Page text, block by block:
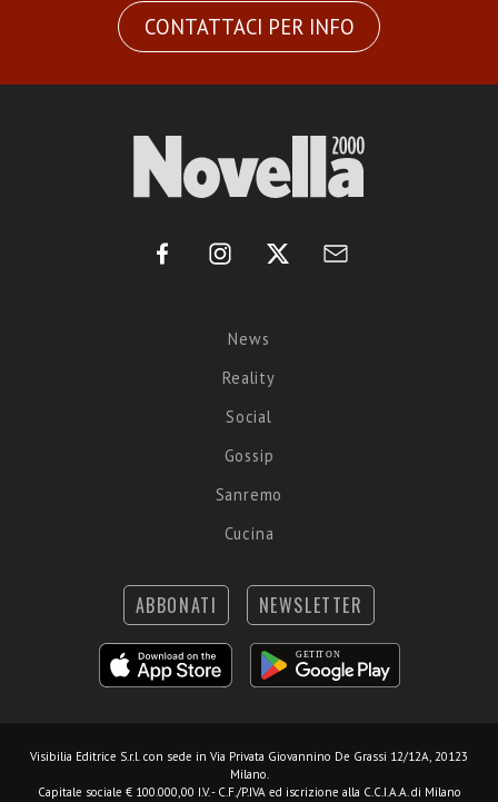
CONTATTACI PER INFO
News
Reality
Social
Gossip
Sanremo
Cucina
ABBONATI NEWSLETTER
Visibilia Editrice S.r.l. con sede in Via Privata Giovannino De Grassi 12/12A, 20123
Milano.
Capitale sociale € 100.000,00 I.V. - C.F./P.IVA ed iscrizione alla C.C.I.A.A. di Milano